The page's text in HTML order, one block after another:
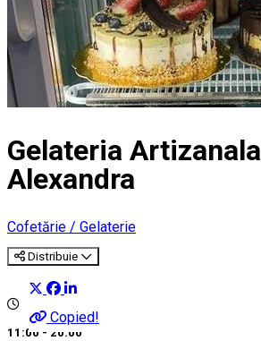
Gelateria Artizanala
Alexandra
Cofetărie / Gelaterie
Distribuie
Copied!
11:00 - 20:00